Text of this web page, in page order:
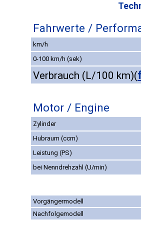
Fahrwerte /
km/h
0-100 km/h (sek)
Verbrauch (L/100 km)(
Motor / Engine
Zylinder
Hubraum (ccm)
Leistung (PS)
bei Nenndrehzahl (U/min)
Vorgängermodell
Nachfolgemodell